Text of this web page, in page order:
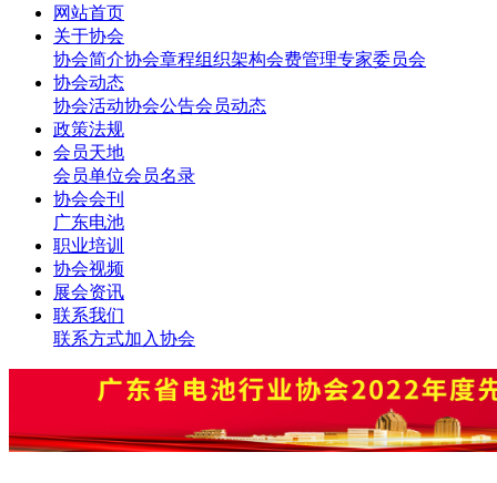
网站首页
关于协会
协会简介协会章程组织架构会费管理专家委员会
协会动态
协会活动协会公告会员动态
政策法规
会员天地
会员单位会员名录
协会会刊
广东电池
职业培训
协会视频
展会资讯
联系我们
联系方式加入协会